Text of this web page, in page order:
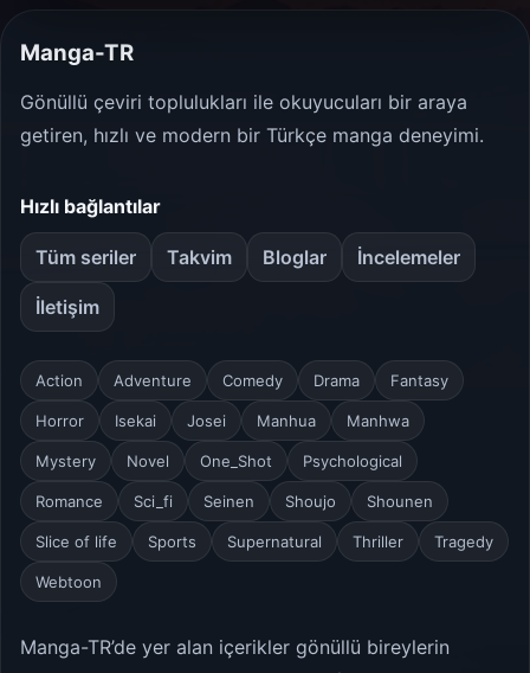
Manga-TR
Gönüllü çeviri toplulukları ile okuyucuları bir araya
getiren, hızlı ve modern bir Türkçe manga deneyimi.
Hızlı bağlantılar
Tüm seriler Takvim Bloglar İncelemeler
İletişim
Action Adventure Comedy Drama Fantasy
Horror Isekai Josei Manhua Manhwa
Mystery Novel One_Shot Psychological
Romance Sci_fi Seinen Shoujo Shounen
Slice of life Sports Supernatural Thriller Tragedy
Webtoon
Manga-TR’de yer alan içerikler gönüllü bireylerin